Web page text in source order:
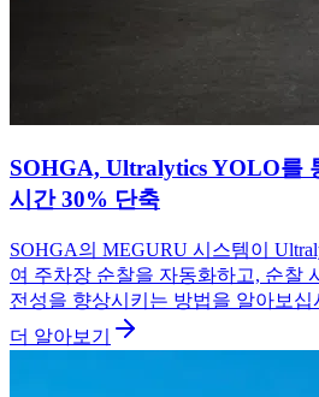
SOHGA, Ultralytics YOLO를
시간 30% 단축
SOHGA의 MEGURU 시스템이
여 주차장 순찰을 자동화하고, 순찰
전성을 향상시키는 방법을 알아보십
더 알아보기